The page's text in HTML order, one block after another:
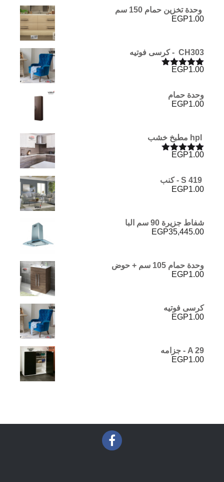
وحدة تخزين حمام 150 سم
EGP1.00
CH303 - كرسى فوتيه
تم التقييم
EGP1.00
وحدة حمام
EGP1.00
تم التقييم
EGP1.00
EGP1.00
شفاط جزيرة 90 سم البا
EGP35,445.00
وحدة حمام 105 سم + حوض
EGP1.00
كرسى فوتيه
EGP1.00
A 29 - جزامه
EGP1.00